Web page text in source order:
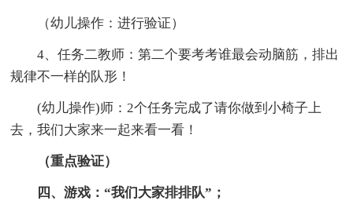
（幼儿操作：进行验证）
4、任务二教师：第二个要考考谁最会动脑筋，排出
规律不一样的队形！
(幼儿操作)师：2个任务完成了请你做到小椅子上
去，我们大家来一起来看一看！
（重点验证）
四、游戏：“我们大家排排队”；